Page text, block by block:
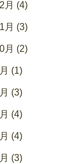
月 (4)
月 (3)
月 (2)
(1)
(3)
(4)
(4)
(3)